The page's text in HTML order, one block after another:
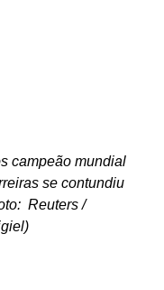
campeão mundial
se contundiu
Reuters /